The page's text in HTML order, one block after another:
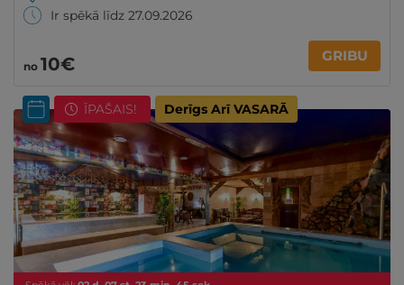
Ir spēkā līdz 27.09.2026
no 10€ GRIBU
ĪPAŠAIS! Derīgs Arī VASARĀ